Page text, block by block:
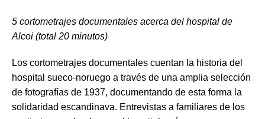
5 cortometrajes documentales acerca del hospital de
Alcoi (total 20 minutos)
Los cortometrajes documentales cuentan la historia del
hospital sueco-noruego a través de una amplia selección
de fotografías de 1937, documentando de esta forma la
solidaridad escandinava. Entrevistas a familiares de los